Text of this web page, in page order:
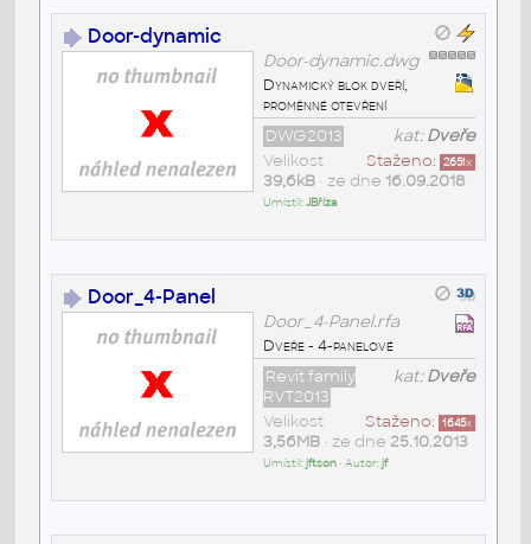
Door-dynamic
Door-dynamic.dwg
Dynamický blok dveří,
proměnné otevření
kat:Dveře
DWG2013
Staženo: 2651x
Velikost
39,6kB• ze dne 16.09.2018
Umístil:JBříza
Door_4-Panel
Door_4-Panel.rfa
Dveře - 4-panelové
kat:Dveře
Revit family
RVT2013
Staženo: 1645x
Velikost
3,56MB• ze dne 25.10.2013
Umístil:jftson• Autor:jf